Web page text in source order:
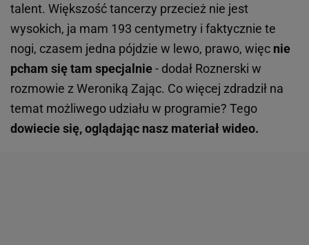
talent. Większość tancerzy przecież nie jest
wysokich, ja mam 193 centymetry i faktycznie te
nogi, czasem jedna pójdzie w lewo, prawo, więc nie
pcham się tam specjalnie- dodał Roznerski w
rozmowie z Weroniką Zając. Co więcej zdradził na
temat możliwego udziału w programie? Tego
dowiecie się, oglądając nasz materiał wideo.